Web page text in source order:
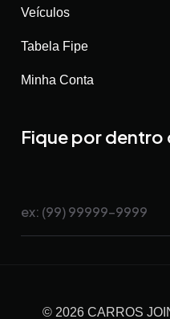
Veículos
Tabela Fipe
Minha Conta
Fique por dentro
© 2026 CARROS